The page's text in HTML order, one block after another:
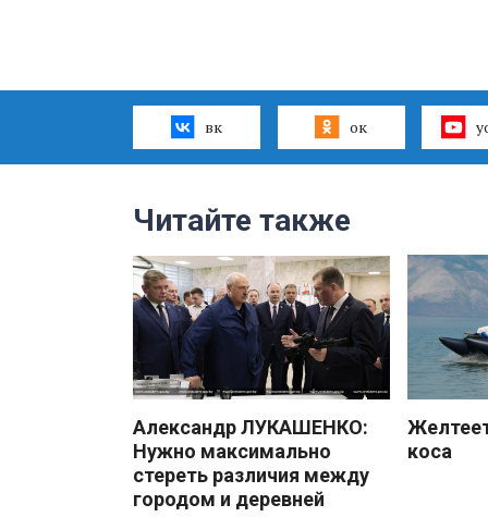
вк ок
Читайте также
Александр ЛУКАШЕНКО:
Нужно максимально
стереть различия между
городом и деревней
коса